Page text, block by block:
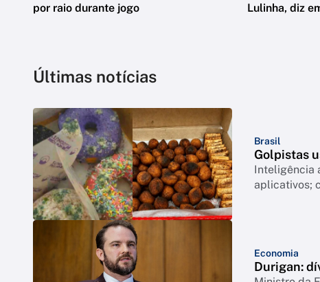
por raio durante jogo
Lulinha, diz
Últimas notícias
Brasil
Golpistas
Inteligência
aplicativos;
Economia
Durigan: